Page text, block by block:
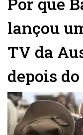
lançou
TV da
depois